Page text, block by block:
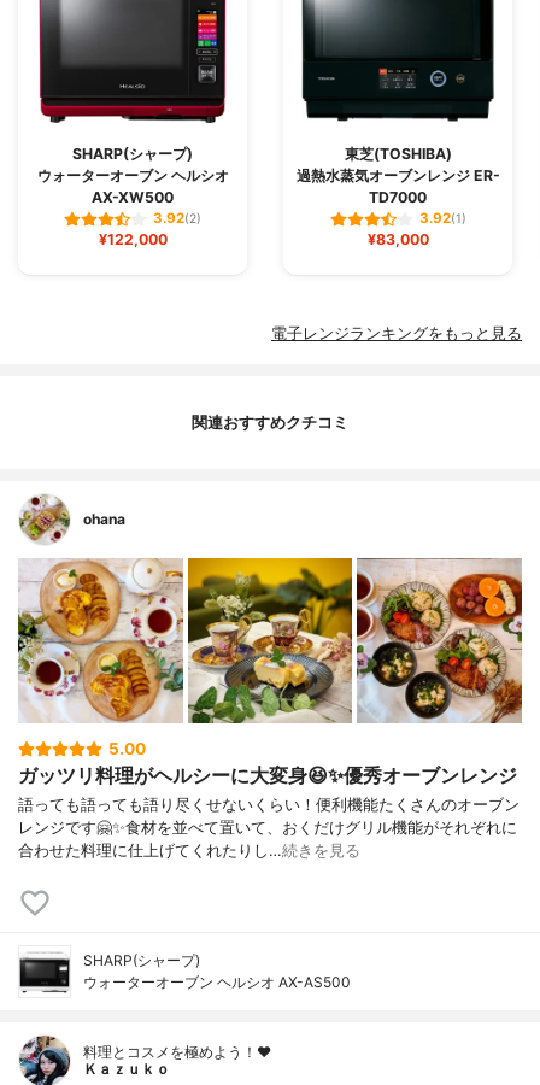
SHARP(シャープ)
ウォーターオーブン ヘルシオ
AX-XW500
3.92(2)
¥122,000
東芝(TOSHIBA)
過熱水蒸気オーブンレンジ ER-
TD7000
3.92(1)
¥83,000
電子レンジランキングをもっと見る
関連おすすめクチコミ
ohana
5.00
ガッツリ料理がヘルシーに大変身😆✨優秀オーブンレンジ
語っても語っても語り尽くせないくらい！便利機能たくさんのオーブン
レンジです🤗✨食材を並べて置いて、おくだけグリル機能がそれぞれに
合わせた料理に仕上げてくれたりし…続きを見る
SHARP(シャープ)
ウォーターオーブン ヘルシオ AX-AS500
料理とコスメを極めよう！♥
Ｋａｚｕｋｏ